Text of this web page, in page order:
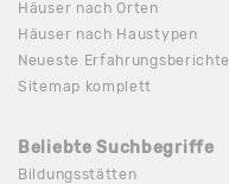
Häuser nach Orten
Häuser nach Haustypen
Neueste Erfahrungsberichte
Sitemap komplett
Beliebte Suchbegriffe
Bildungsstätten